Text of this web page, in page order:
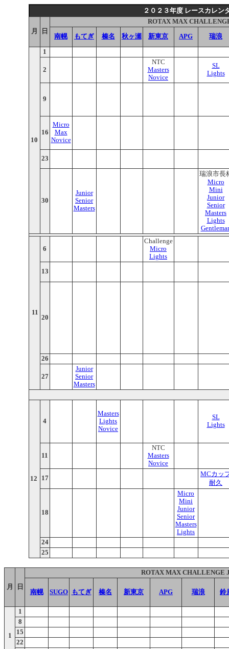
２０２３年度 レースカレン
月 日
ROTAX MAX
南幌 もてぎ 榛名 秋ヶ瀬 新東京 APG 瑞浪
10
1
2
NTC
Masters
Novice
SL
Lights
9
16
Micro
Max
Novice
23
30
Junior
Senior
Masters
瑞浪市長
Micro
Mini
Junior
Senior
Masters
Lights
11
6
Challenge
Micro
Lights
13
20
26
27
Junior
Senior
Masters
12
4
Masters
Lights
Novice
SL
Lights
11
NTC
Masters
Novice
17
MCカッ
耐久
18
Micro
Mini
Junior
Senior
Masters
Lights
24
25
月 日
ROTAX MAX CHALLENGE
南幌 SUGO もてぎ 榛名 新東京 APG 瑞浪 鈴
1
1
8
15
22